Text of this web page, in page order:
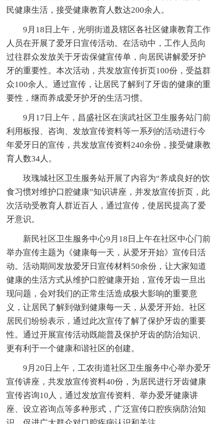
民健康生活，接受健康教育人数达200余人。
9月18日上午，光明街道及辖区各社区健康教育工作
人员在开展了爱牙日宣传活动。在活动中，工作人员向
过往群众发放关于牙齿保健宣传单，向居民讲解爱牙护
牙的重要性。本次活动，共发放宣传折页100份，受益群
众100余人。通过宣传，让居民了解到了牙齿的健康的重
要性，继而养成爱牙护牙的生活习惯。
9月17日上午，昌盛社区在演武社区卫生服务站门前
利用板报、咨询、发放宣传资料等一系列的活动进行今
年爱牙日的宣传，共发放宣传资料240余份，接受健康教
育人数34人。
玫瑰城社区卫生服务站开展了内容为“养成良好的饮
食习惯对维护口腔健康”知识讲座，并发放宣传折页，此
次活动受教育人群近百人，通过宣传，使居民提高了爱
牙意识。
新民社区卫生服务中心9月18日上午在社区中心门前
举办宣传主题为《健康每一天，从爱牙开始》宣传日活
动。活动期间发放爱牙日宣传材料50余份，让大家知道
健康的生活方式从维护口腔健康开始，宣传牙齿一旦出
现问题，会对我们的正常生活造成极大影响的重要意
义，让居民了解到做到健康每一天，从爱牙开始。社区
居民们纷纷表示，通过此次宣传了解了保护牙齿的重要
性。通过开展宣传活动既能普及保护牙齿的防治知识、
更有利于一个健康和谐社区的创建。
9月20日上午，工农街道社区卫生服务中心举办爱牙
宣传讲座，共发放宣传资料40份，为居民进行牙齿健康
宣传咨询10人，通过发放宣传资料、举办爱牙健康讲
座、设立咨询点等多种形式，广泛宣传口腔疾病防治知